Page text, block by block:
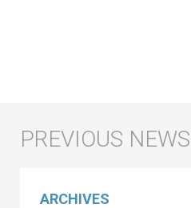
ARCHIVES